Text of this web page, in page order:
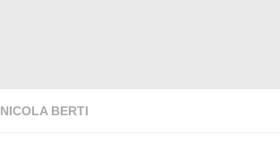
NICOLA BERTI